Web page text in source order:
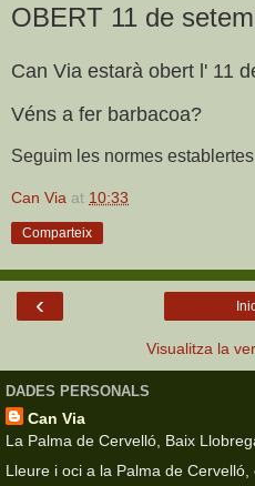
OBERT 11 de
Can Via estarà obert l' 11
Véns a fer barbacoa?
Seguim les normes
Can Via at 10:33
Comparteix
‹
Visualitza la
DADES PERSONALS
Can Via
La Palma de Cervelló, Baix
Lleure i oci a la Palma de